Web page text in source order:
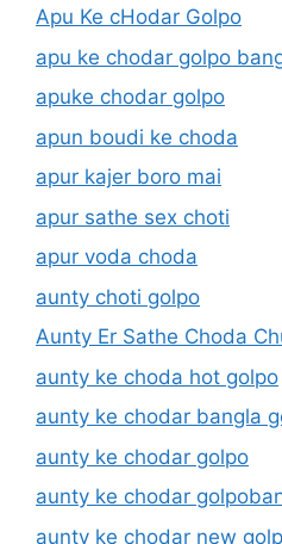
Apu Ke cHodar Golpo
apu ke chodar golpo
apuke chodar golpo
apun boudi ke choda
apur kajer boro mai
apur sathe sex choti
apur voda choda
aunty choti golpo
Aunty Er Sathe Choda
aunty ke choda hot golpo
aunty ke chodar bangla
aunty ke chodar golpo
aunty ke chodar
aunty ke chodar new